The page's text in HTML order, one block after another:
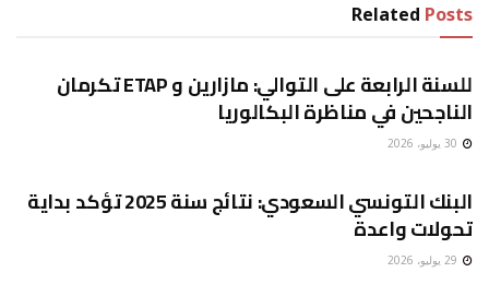
Related Posts
للسنة الرابعة على التوالي: مازارين و ETAP تكرمان
الناجحين في مناظرة البكالوريا
البنك التونسي السعودي: نتائج سنة 2025 تؤكد بداية
تحولات واعدة